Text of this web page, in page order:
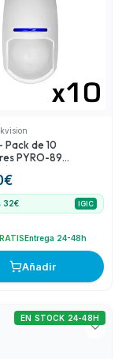
El detector PIRCAM
para
el detector
una opción
externo.
Pack de 10
PYRO-89
€
32€ IGIC
Entrega 24-48h
Añadir
EN STOCK 24-48H